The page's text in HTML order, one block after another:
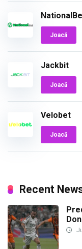
Joacă
Jackbit
Joacă
Velobet
Joacă
Recent